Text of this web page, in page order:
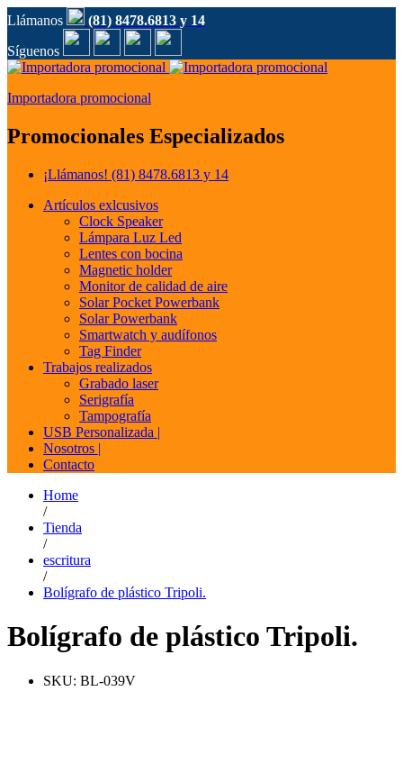
Llámanos
(81) 8478.6813 y 14
Síguenos
Importadora promocional
Promocionales Especializados
¡Llámanos! (81) 8478.6813 y 14
Artículos exlcusivos
Clock Speaker
Lámpara Luz Led
Lentes con bocina
Magnetic holder
Monitor de calidad de aire
Solar Pocket Powerbank
Solar Powerbank
Smartwatch y audífonos
Tag Finder
Trabajos realizados
Grabado laser
Serigrafía
Tampografía
USB Personalizada |
Nosotros |
Contacto
Home
/
Tienda
/
escritura
/
Bolígrafo de plástico Tripoli.
Bolígrafo de plástico Tripoli.
SKU: BL-039V